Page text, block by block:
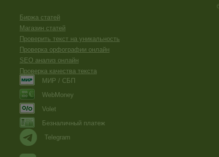
Биржа статей
Магазин статей
Проверить текст на уникальность
Проверка орфографии онлайн
SEO анализ онлайн
Проверка качества текста
МИР / СБП
WebMoney
Volet
Безналичный платеж
Telegram